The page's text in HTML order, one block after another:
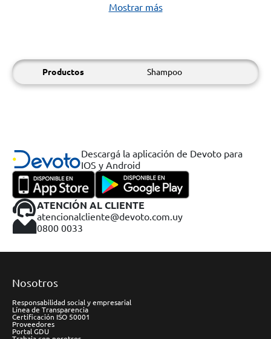
Mostrar más
Productos Shampoo
Descargá la aplicación de Devoto para
IOS y Android
ATENCIÓN AL CLIENTE
atencionalcliente@devoto.com.uy
0800 0033
Nosotros
Responsabilidad social y empresarial
Línea de Transparencia
Certificación ISO 50001
Proveedores
Portal GDU